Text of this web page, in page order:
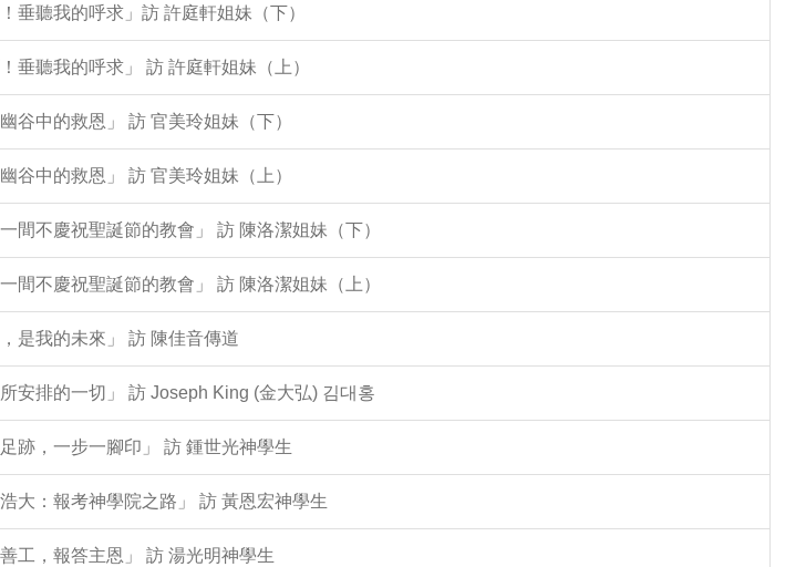
垂聽我的呼求」訪 許庭軒姐妹（下）
垂聽我的呼求」 訪 許庭軒姐妹（上）
谷中的救恩」 訪 官美玲姐妹（下）
谷中的救恩」 訪 官美玲姐妹（上）
間不慶祝聖誕節的教會」 訪 陳洛潔姐妹（下）
間不慶祝聖誕節的教會」 訪 陳洛潔姐妹（上）
是我的未來」 訪 陳佳音傳道
安排的一切」 訪 Joseph King (金大弘) 김대홍
跡，一步一腳印」 訪 鍾世光神學生
大：報考神學院之路」 訪 黃恩宏神學生
工，報答主恩」 訪 湯光明神學生